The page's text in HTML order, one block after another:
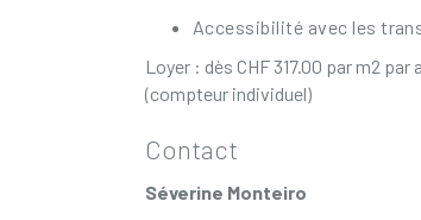
Accessibilité avec les
Loyer : dès CHF 317.00 par m2
(compteur individuel)
Contact
Séverine Monteiro